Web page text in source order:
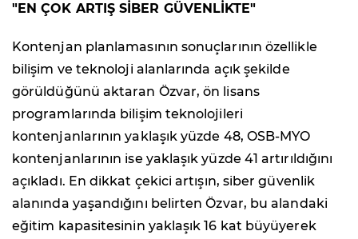
"EN ÇOK ARTIŞ SİBER GÜVENLİKTE"
Kontenjan planlamasının sonuçlarının özellikle
bilişim ve teknoloji alanlarında açık şekilde
görüldüğünü aktaran Özvar, ön lisans
programlarında bilişim teknolojileri
kontenjanlarının yaklaşık yüzde 48, OSB-MYO
kontenjanlarının ise yaklaşık yüzde 41 artırıldığını
açıkladı. En dikkat çekici artışın, siber güvenlik
alanında yaşandığını belirten Özvar, bu alandaki
eğitim kapasitesinin yaklaşık 16 kat büyüyerek